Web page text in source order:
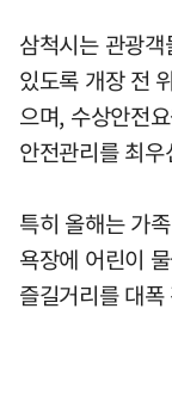
삼척시는 관광
있도록 개장 전
으며, 수상안전
안전관리를 최
특히 올해는 가
욕장에 어린이
즐길거리를 대